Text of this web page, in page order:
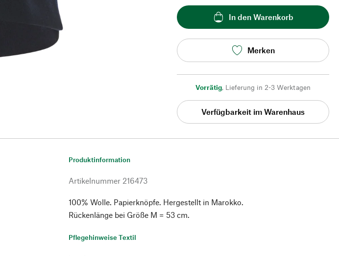
In den Warenkorb
Merken
Vorrätig, Lieferung in 2-3 Werktagen
Verfügbarkeit im Warenhaus
Produktinformation
Artikelnummer 216473
100% Wolle. Papierknöpfe. Hergestellt in Marokko.
Rückenlänge bei Größe M = 53 cm.
Pflegehinweise Textil